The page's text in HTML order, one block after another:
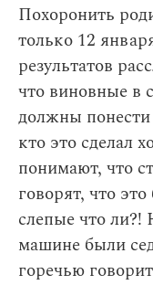
Похоронить
только 12
результатов
что виновные в
должны понести
кто это сделал
понимают, что
говорят, что
слепые что ли?!
машине были
горечью